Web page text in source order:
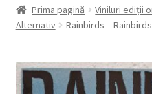
CD-uri originale
Prima pagină Viniluri ediții
Alternativ
Rainbirds – Rainbirds